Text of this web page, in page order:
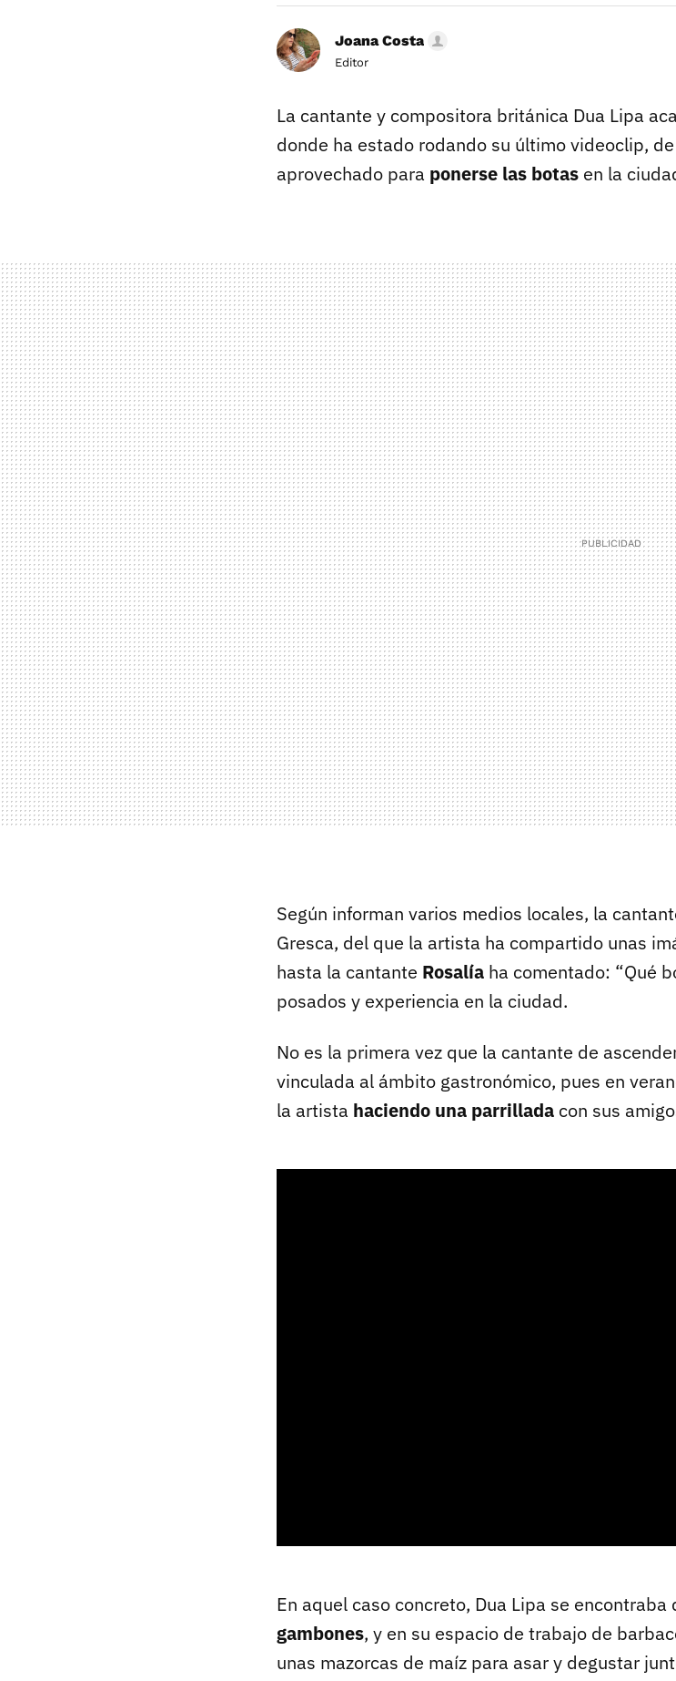
Joana Costa
Editor
La cantante y compositora británica Dua Lipa
donde ha estado rodando su último videoclip, de
aprovechado para ponerse las botas en la
Según informan varios medios locales, la
Gresca, del que la artista ha compartido unas
hasta la cantante Rosalía ha comentado: “Qué
posados y experiencia en la ciudad.
No es la primera vez que la cantante de
vinculada al ámbito gastronómico, pues en
la artista haciendo una parrillada con sus
En aquel caso concreto, Dua Lipa se
gambones, y en su espacio de trabajo de
unas mazorcas de maíz para asar y degustar